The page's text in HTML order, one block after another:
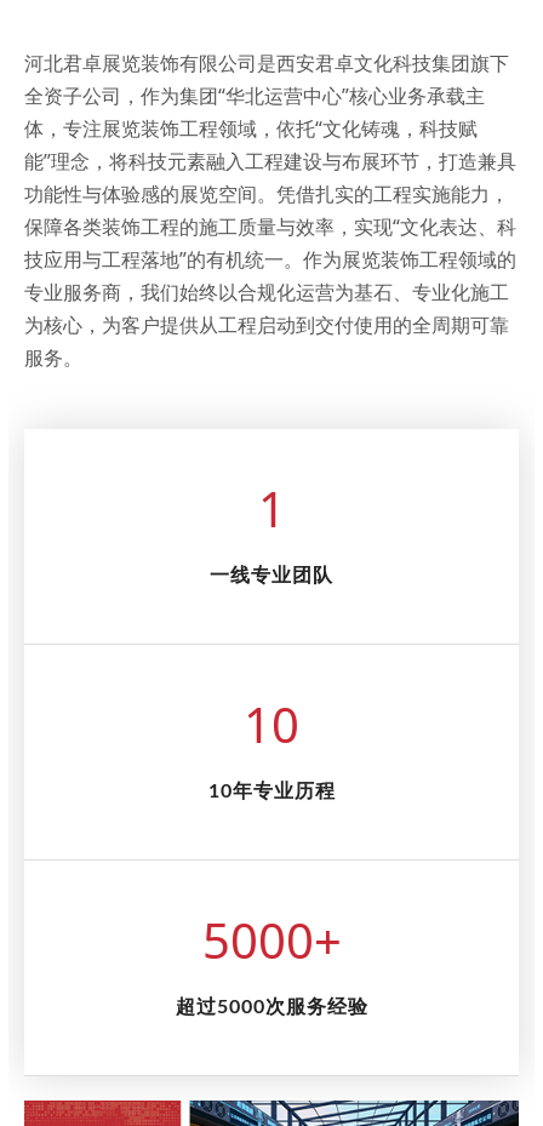
河北君卓展览装饰有限公司是西安君卓文化科技集团旗下
全资子公司，作为集团“华北运营中心”核心业务承载主
体，专注展览装饰工程领域，依托“文化铸魂，科技赋
能”理念，将科技元素融入工程建设与布展环节，打造兼具
功能性与体验感的展览空间。凭借扎实的工程实施能力，
保障各类装饰工程的施工质量与效率，实现“文化表达、科
技应用与工程落地”的有机统一。作为展览装饰工程领域的
专业服务商，我们始终以合规化运营为基石、专业化施工
为核心，为客户提供从工程启动到交付使用的全周期可靠
服务。
1
一线专业团队
10
10年专业历程
5000+
超过5000次服务经验